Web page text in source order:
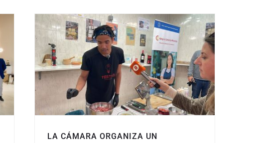
LA CÁMARA ORGANIZA UN